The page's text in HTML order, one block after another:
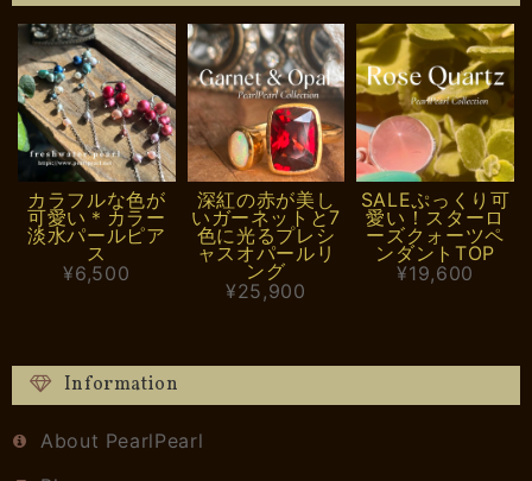
カラフルな色が
可愛い＊カラー
淡水パールピア
ス
¥6,500
深紅の赤が美し
いガーネットと7
色に光るプレシ
ャスオパールリ
ング
¥25,900
SALEぷっくり可
愛い！スターロ
ーズクォーツペ
ンダントTOP
¥19,600
Information
About PearlPearl